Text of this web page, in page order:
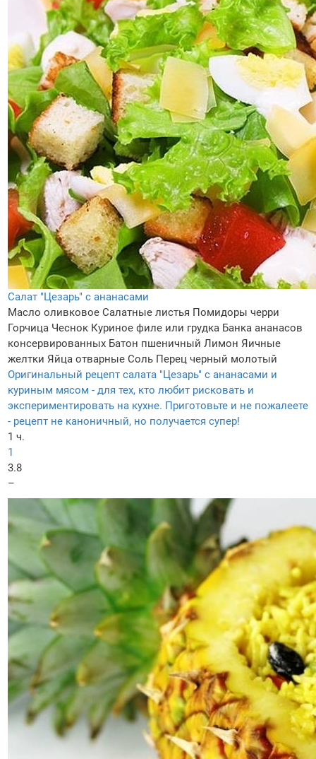
Салат "Цезарь" с ананасами
Масло оливковое Салатные листья Помидоры черри
Горчица Чеснок Куриное филе или грудка Банка ананасов
консервированных Батон пшеничный Лимон Яичные
желтки Яйца отварные Соль Перец черный молотый
Оригинальный рецепт салата "Цезарь" с ананасами и
куриным мясом - для тех, кто любит рисковать и
экспериментировать на кухне. Приготовьте и не пожалеете
- рецепт не каноничный, но получается супер!
1 ч.
1
3.8
–